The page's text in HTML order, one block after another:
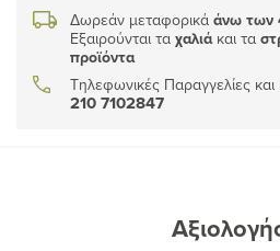
Δωρεάν μεταφορικά άνω των
Εξαιρούνται τα χαλιάκαι τα
προϊόντα
Τηλεφωνικές Παραγγελίες
210 7102847